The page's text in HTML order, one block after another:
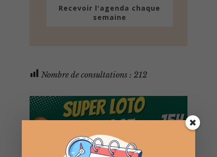
Recevoir l'agenda chaque
semaine
Nombre de consultations : 212